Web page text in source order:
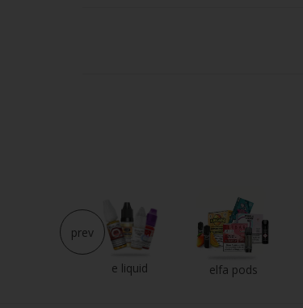
e liquid elfa pods
prev